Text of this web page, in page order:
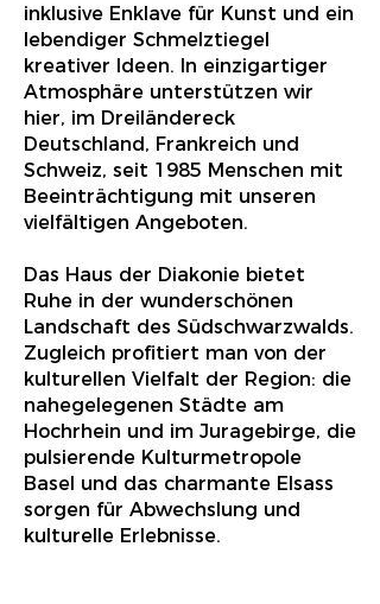
inklusive Enklave für Kunst und ein
lebendiger Schmelztiegel
kreativer Ideen. In einzigartiger
Atmosphäre unterstützen wir
hier, im Dreiländereck
Deutschland, Frankreich und
Schweiz, seit 1985 Menschen mit
Beeinträchtigung mit unseren
vielfältigen Angeboten.
Das Haus der Diakonie bietet
Ruhe in der wunderschönen
Landschaft des Südschwarzwalds.
Zugleich profitiert man von der
kulturellen Vielfalt der Region: die
nahegelegenen Städte am
Hochrhein und im Juragebirge, die
pulsierende Kulturmetropole
Basel und das charmante Elsass
sorgen für Abwechslung und
kulturelle Erlebnisse.